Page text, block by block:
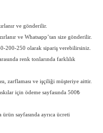
ve gönderilir.
ve Whatsapp’tan size gönderilir.
200-250 olarak sipariş verebilirsiniz.
renk tonlarında farklılık
zarflaması ve işçiliği müşteriye aittir.
için ödeme sayfasında 500₺
sayfasında ayrıca ücreti